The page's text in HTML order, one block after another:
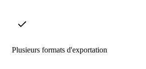
Plusieurs formats d'exportation